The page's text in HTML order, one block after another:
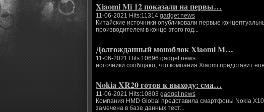
Xiaomi Mi 12 показали на первы…
11-06-2021 Hits:11314 gadget news
Китайские источники опубликовали первые
производителем в конце этого год...
Долгожданный моноблок Xiaomi M…
11-06-2021 Hits:10696 gadget news
источники сообщают, что компания Xiaomi представит
Nokia XR20 готов к выходу: сма…
11-06-2021 Hits:10803 gadget news
Компания HMD Global представила смартфоны Nokia
замечена в базе данных тест...